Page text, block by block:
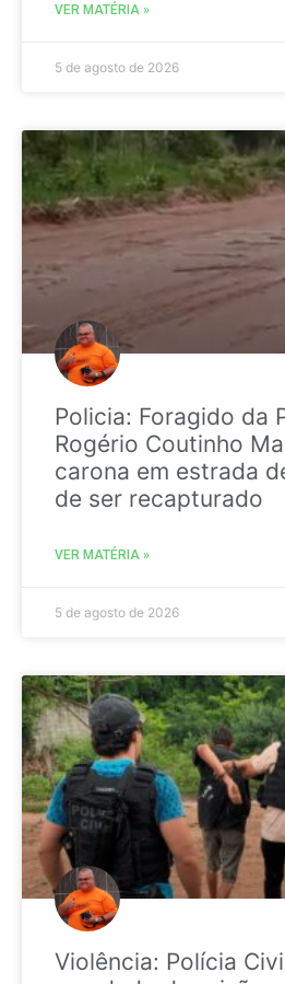
VER MATÉRIA »
5 de agosto de 2026
Policia: Foragido da
Rogério Coutinho
carona em estrada
de ser recapturado
VER MATÉRIA »
5 de agosto de 2026
Violência: Polícia